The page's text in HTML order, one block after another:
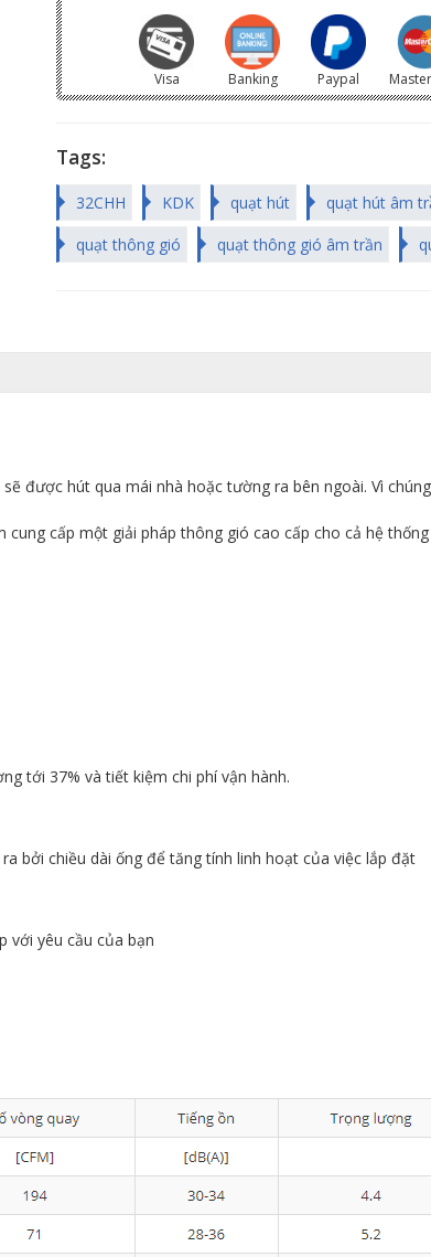
Visa Banking Paypal
Tags:
32CHH KDK quạt hút quạt hút âm
quạt thông gió
quạt thông gió âm trần
được hút qua mái nhà hoặc tường ra bên ngoài. Vì
cấp một giải pháp thông gió cao cấp cho cả hệ
tới 37% và tiết kiệm chi phí vận hành.
bởi chiều dài ống để tăng tính linh hoạt của việc lắp đặt
với yêu cầu của bạn